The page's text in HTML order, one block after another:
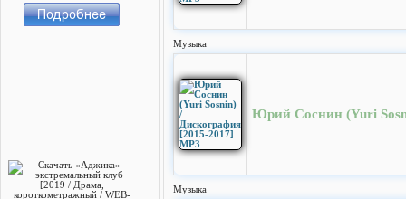
Музыка
Юрий Соснин (Yuri
Музыка